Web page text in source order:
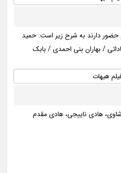
حضور دارند به شرح زیر است: حمید
/ بهاران بنی احمدی / بابک
هادی ناییجی، هادی مقدم‌